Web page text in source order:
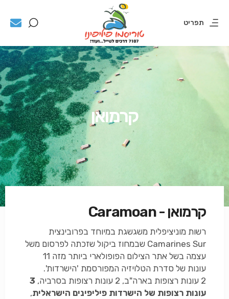
תפריט
קרמואן
קרמואן - Caramoan
רשות מוניציפלית משגשגת במיוחד בפרובינצית
Camarines Sur שבמחוז ביקול שזכתה לפרסום משל
עצמה בשל אתר הצילום הפופולארי ביותר מזה 11
עונות של סדרת הטלויזיה המפורסמת 'הישרדות'.
2 עונות רצופות בארה"ב, 2 עונות רצופות בסרביה,
3
עונות רצופות של הישרדות פיליפינים הישראלית,